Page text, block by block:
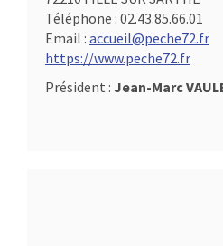
Téléphone : 02.43.85.66.01
Email : accueil@peche72.fr
https://www.peche72.fr
Président : Jean-Marc